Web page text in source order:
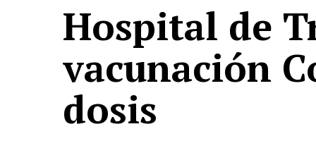
Hospital de
vacunación
dosis